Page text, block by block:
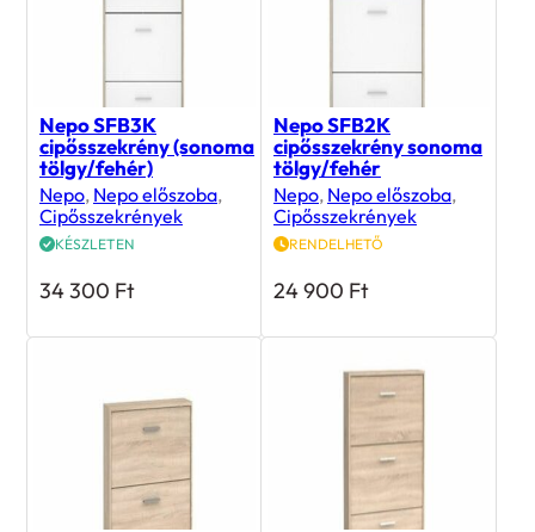
Nepo SFB3K
cipősszekrény (sonoma
tölgy/fehér)
Nepo, Nepo előszoba,
Cipősszekrények
KÉSZLETEN
34 300 Ft
Nepo SFB2K
cipősszekrény sonoma
tölgy/fehér
Nepo, Nepo előszoba,
Cipősszekrények
RENDELHETŐ
24 900 Ft